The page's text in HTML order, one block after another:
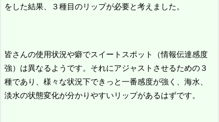
をした結果、３種目のリップが必要と考えました。
皆さんの使用状況や癖でスイートスポット（情報伝達感度
強）は異なるようです。それにアジャストさせるための３
種であり、様々な状況下できっと一番感度が強く、海水、
淡水の状態変化が分かりやすいリップがあるはずです。